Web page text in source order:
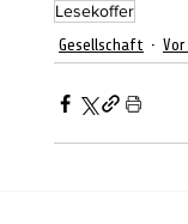
Lesekoffer
Gesellschaft